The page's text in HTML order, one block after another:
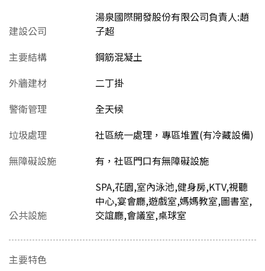
建設公司
湯泉國際開發股份有限公司負責人:趙
子超
主要結構
鋼筋混凝土
外牆建材
二丁掛
警衛管理
全天候
垃圾處理
社區統一處理，專區堆置(有冷藏設備)
無障礙設施
有，社區門口有無障礙設施
公共設施
SPA,花園,室內泳池,健身房,KTV,視聽
中心,宴會廳,遊戲室,媽媽教室,圖書室,
交誼廳,會議室,桌球室
主要特色